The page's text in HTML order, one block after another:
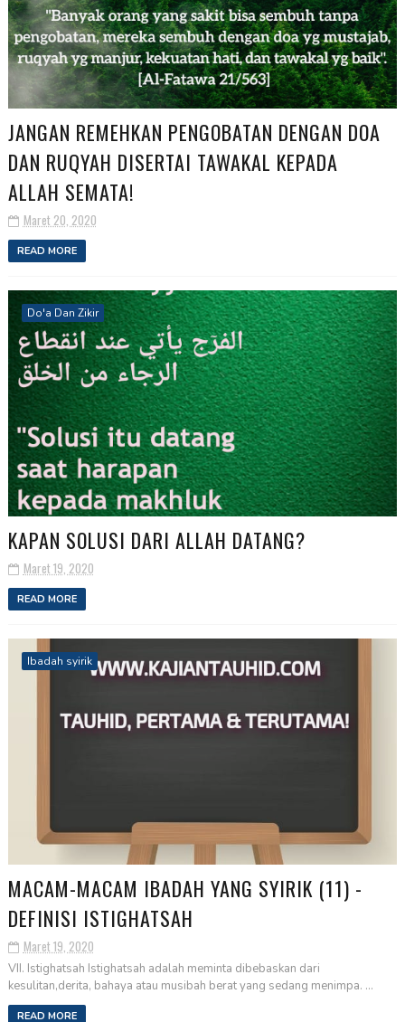
JANGAN REMEHKAN PENGOBATAN DENGAN DOA
DAN RUQYAH DISERTAI TAWAKAL KEPADA
ALLAH SEMATA!
Maret 20, 2020
READ MORE
Do'a Dan Zikir
KAPAN SOLUSI DARI ALLAH DATANG?
Maret 19, 2020
READ MORE
Ibadah syirik
MACAM-MACAM IBADAH YANG SYIRIK (11) -
DEFINISI ISTIGHATSAH
Maret 19, 2020
VII. Istighatsah Istighatsah adalah meminta dibebaskan dari
kesulitan,derita, bahaya atau musibah berat yang sedang menimpa. ...
READ MORE